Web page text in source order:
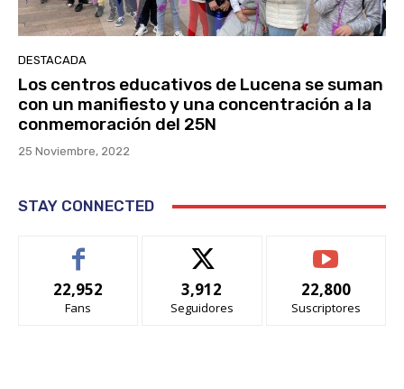
DESTACADA
Los centros educativos de Lucena se suman
con un manifiesto y una concentración a la
conmemoración del 25N
25 Noviembre, 2022
STAY CONNECTED
22,952
Fans
3,912
Seguidores
22,800
Suscriptores